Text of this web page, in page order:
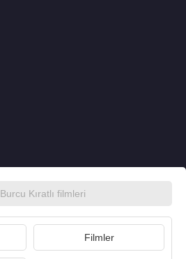
Burcu Kıratlı filmleri
Filmler